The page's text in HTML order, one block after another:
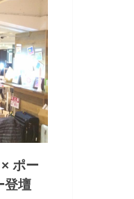
ポー
登壇